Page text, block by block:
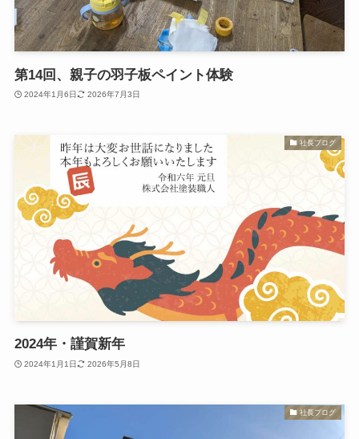
第14回、親子の羽子板ペイント体験
2024年1月6日 2026年7月3日
社長ブログ
2024年・謹賀新年
2024年1月1日 2026年5月8日
社長ブログ